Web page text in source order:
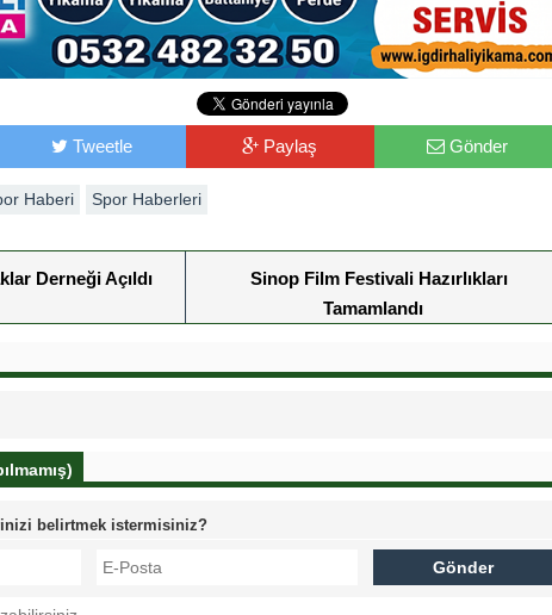
Tweetle Paylaş Gönder
Haberi Spor Haberleri
Derneği Açıldı
Sinop Film Festivali Hazırlıkları
Tamamlandı
belirtmek istermisiniz?